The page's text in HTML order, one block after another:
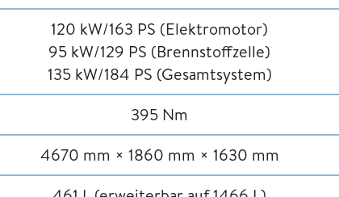
120 kW/163 PS (Elektromotor)
95 kW/129 PS (Brennstoffzelle)
135 kW/184 PS (Gesamtsystem)
395 Nm
4670 mm × 1860 mm × 1630 mm